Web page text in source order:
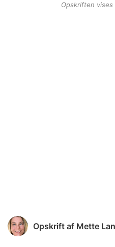
Opskriften
Opskrift af Mette